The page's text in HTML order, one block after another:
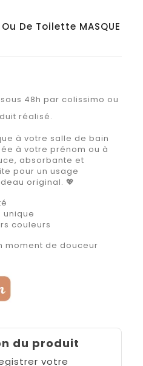
De Toilette MASQUE
48h par colissimo ou
réalisé.
à votre salle de bain
à votre prénom ou à
absorbante et
pour un usage
original. 💖
unique
couleurs
moment de douceur
du produit
votre